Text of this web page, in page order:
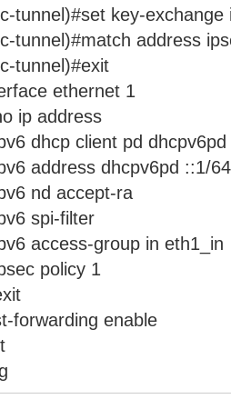
tunnel)#set key-exchange
tunnel)#match address
tunnel)#exit
ethernet 1
ip address
dhcp client pd dhcpv6pd
address dhcpv6pd ::1/64
nd accept-ra
spi-filter
access-group in eth1_in
policy 1
forwarding enable